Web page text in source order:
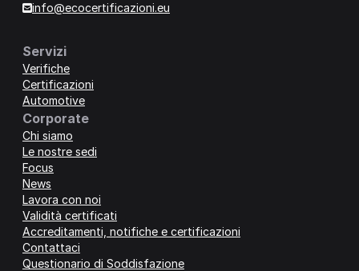
info@ecocertificazioni.eu
Servizi
Verifiche
Certificazioni
Automotive
Corporate
Chi siamo
Le nostre sedi
Focus
News
Lavora con noi
Validità certificati
Accreditamenti, notifiche e certificazioni
Contattaci
Questionario di Soddisfazione